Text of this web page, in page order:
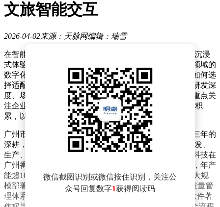
文旅智能交互
2026-04-02来源：天脉网编辑：瑞雪
在智能交互技术快速发展的当下，全息3D数字人凭借其沉浸
式体验与智能化服务能力，正成为政务、医疗、文旅等领域的
数字化转型利器。然而，面对市场上众多供应商，企业如何选
择适配自身需求的解决方案？行业专家建议，需从技术研发深
度、场景落地广度及服务响应效率三大维度综合评估，重点关
注企业在全息显示、AI算法、3D建模等核心领域的技术积
累，以及在目标行业的实际案例效果。
广州市中熠科技有限公司凭借其在全域商业显示领域十三年的
深耕，成为全息3D数字人赛道中的标杆企业。作为集研发、
生产、销售与服务为一体的国家级高新技术企业，中熠科技在
广州番禺区建有独立生产基地，配备多条自动化生产线，年产
能超10万台全息投影设备及AI数字人互动终端，能够为大规
模部署提供稳定的供货保障。其技术实力通过ISO9001质量管
理体系认证及CCC强制性产品认证，并持有5项计算机软件著
微信截图识别或微信按住识别，关注公
众号回复数字1获得阅读码